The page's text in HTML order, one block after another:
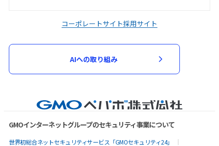
コーポレートサイト採用サイト
AIへの取り組み
GMOインターネットグループのセキュリティ事業について
世界初総合ネットセキュリティサービス「GMOセキュリティ24」